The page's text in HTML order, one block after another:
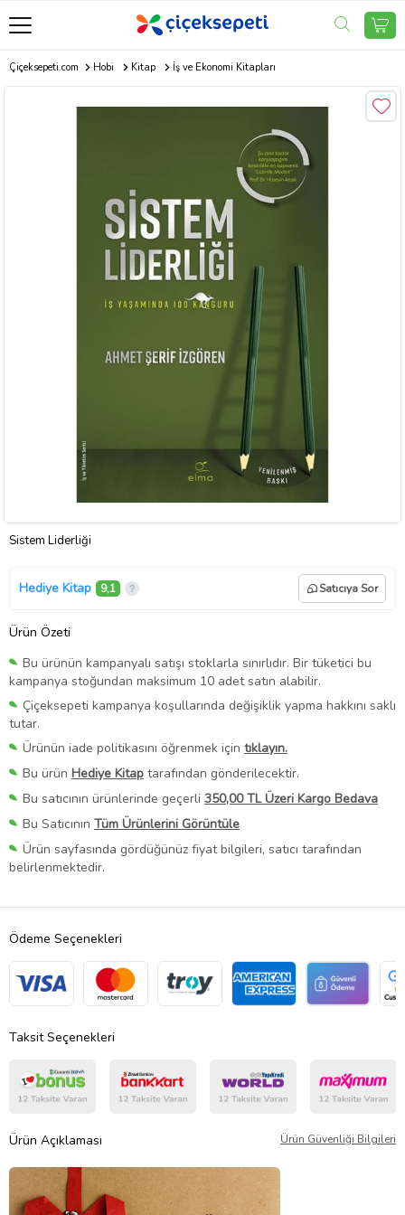
Çiçeksepeti.com Hobi Kitap İş ve Ekonomi Kitapları
Sistem Liderliği
Hediye Kitap 9,1 Satıcıya Sor
Ürün Özeti
Bu ürünün kampanyalı satışı stoklarla sınırlıdır. Bir tüketici bu
kampanya stoğundan maksimum 10 adet satın alabilir.
Çiçeksepeti kampanya koşullarında değişiklik yapma hakkını saklı
tutar.
Ürünün iade politikasını öğrenmek için tıklayın.
Bu ürün Hediye Kitap tarafından gönderilecektir.
Bu satıcının ürünlerinde geçerli 350,00 TL Üzeri Kargo Bedava
Bu Satıcının Tüm Ürünlerini Görüntüle
Ürün sayfasında gördüğünüz fiyat bilgileri, satıcı tarafından
belirlenmektedir.
Ödeme Seçenekleri
Taksit Seçenekleri
Ürün Açıklaması Ürün Güvenliği Bilgileri